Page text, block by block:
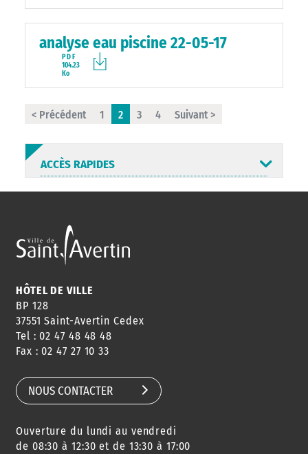
analyse eau piscine 22-05-17
PDF
104.23
Ko
< Précédent 1 2 3 4 Suivant >
ACCÈS RAPIDES
ANNUAIRE
HORAIRES
CONSEILS
DE QUARTIER
AGENDA
DES SORTIES
URBANISME
HÔTEL DE VILLE
BP 128
37551 Saint-Avertin Cedex
Tel : 02 47 48 48 48
Fax : 02 47 27 10 33
NOUS CONTACTER
Ouverture du lundi au vendredi
de 08:30 à 12:30 et de 13:30 à 17:00